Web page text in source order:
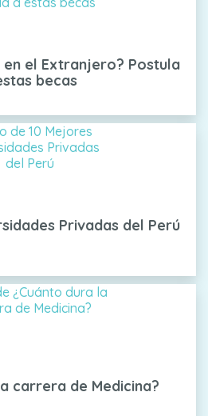
en el Extranjero? Postula
becas
Privadas del Perú
carrera de Medicina?